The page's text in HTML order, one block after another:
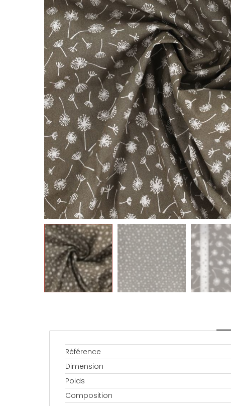
Référence
Dimension
Poids
Composition